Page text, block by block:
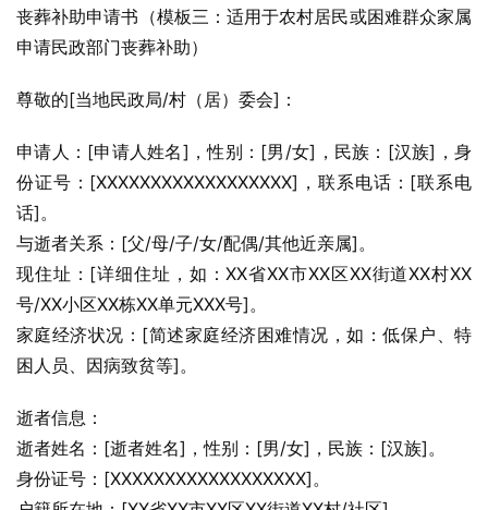
丧葬补助申请书（模板三：适用于农村居民或困难群众家属
申请民政部门丧葬补助）
尊敬的[当地民政局/村（居）委会]：
申请人：[申请人姓名]，性别：[男/女]，民族：[汉族]，身
份证号：[XXXXXXXXXXXXXXXXXX]，联系电话：[联系电
话]。
与逝者关系：[父/母/子/女/配偶/其他近亲属]。
现住址：[详细住址，如：XX省XX市XX区XX街道XX村XX
号/XX小区XX栋XX单元XXX号]。
家庭经济状况：[简述家庭经济困难情况，如：低保户、特
困人员、因病致贫等]。
逝者信息：
逝者姓名：[逝者姓名]，性别：[男/女]，民族：[汉族]。
身份证号：[XXXXXXXXXXXXXXXXXX]。